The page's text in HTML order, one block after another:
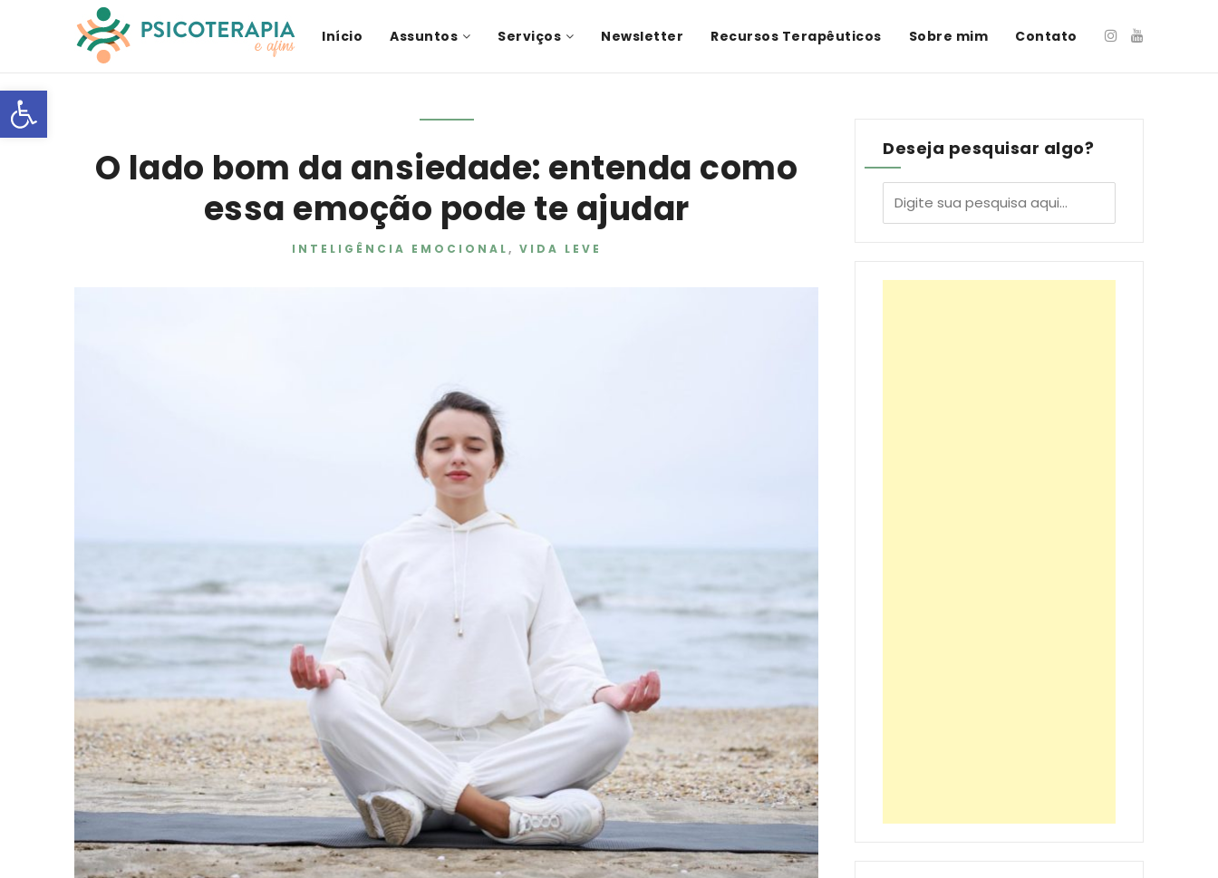
Open toolbar
Início Assuntos Serviços Newsletter Recursos Terapêuticos Sobre mim Contato
O lado bom da ansiedade: entenda como
essa emoção pode te ajudar
INTELIGÊNCIA EMOCIONAL, VIDA LEVE
Deseja pesquisar algo?